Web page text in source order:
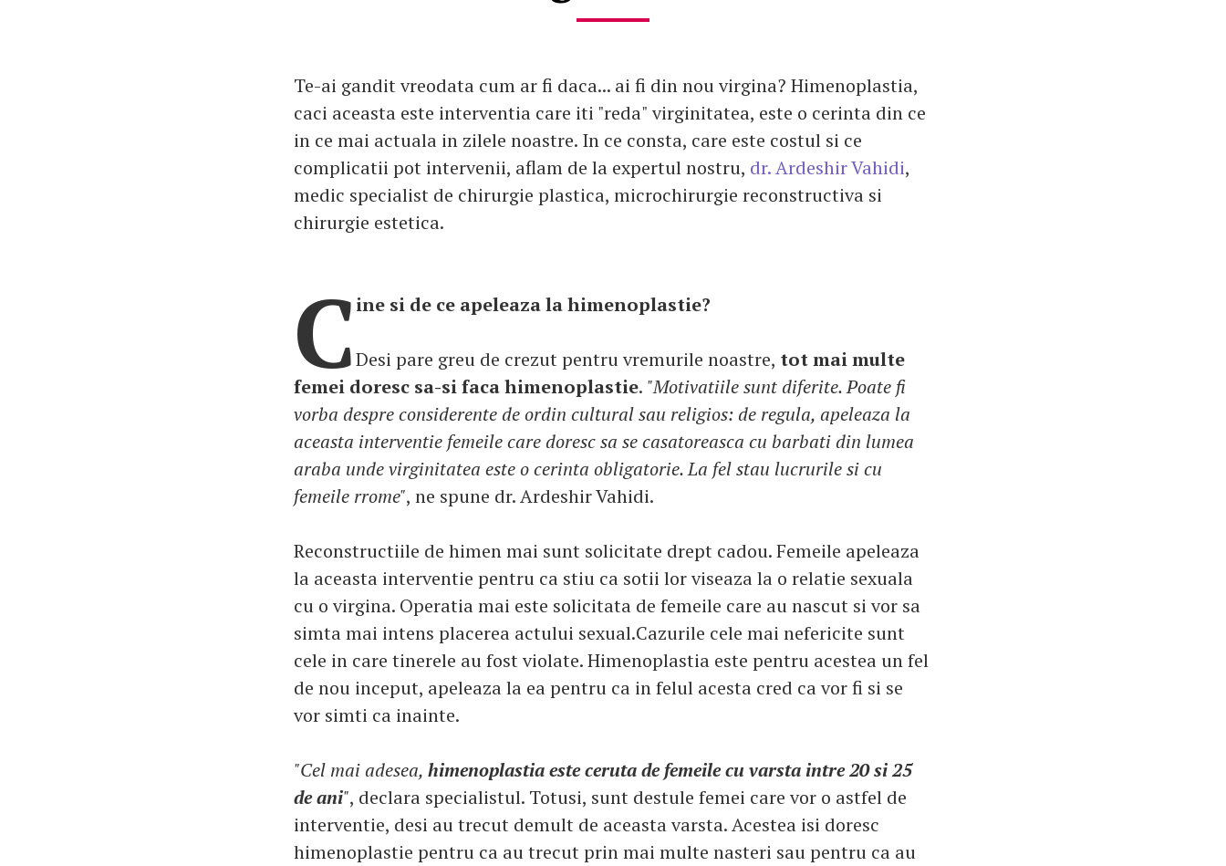
Te-ai gandit vreodata cum ar fi daca... ai fi din nou virgina? Himenoplastia,
caci aceasta este interventia care iti "reda" virginitatea, este o cerinta din ce
in ce mai actuala in zilele noastre. In ce consta, care este costul si ce
complicatii pot intervenii, aflam de la expertul nostru, dr. Ardeshir Vahidi,
medic specialist de chirurgie plastica, microchirurgie reconstructiva si
chirurgie estetica.
C ine si de ce apeleaza la himenoplastie?
Desi pare greu de crezut pentru vremurile noastre, tot mai multe
femei doresc sa-si faca himenoplastie. "Motivatiile sunt diferite. Poate fi
vorba despre considerente de ordin cultural sau religios: de regula, apeleaza la
aceasta interventie femeile care doresc sa se casatoreasca cu barbati din lumea
araba unde virginitatea este o cerinta obligatorie. La fel stau lucrurile si cu
femeile rrome", ne spune dr. Ardeshir Vahidi.
Reconstructiile de himen mai sunt solicitate drept cadou. Femeile apeleaza
la aceasta interventie pentru ca stiu ca sotii lor viseaza la o relatie sexuala
cu o virgina. Operatia mai este solicitata de femeile care au nascut si vor sa
simta mai intens placerea actului sexual.Cazurile cele mai nefericite sunt
cele in care tinerele au fost violate. Himenoplastia este pentru acestea un fel
de nou inceput, apeleaza la ea pentru ca in felul acesta cred ca vor fi si se
vor simti ca inainte.
"Cel mai adesea, himenoplastia este ceruta de femeile cu varsta intre 20 si 25
de ani", declara specialistul. Totusi, sunt destule femei care vor o astfel de
interventie, desi au trecut demult de aceasta varsta. Acestea isi doresc
himenoplastie pentru ca au trecut prin mai multe nasteri sau pentru ca au